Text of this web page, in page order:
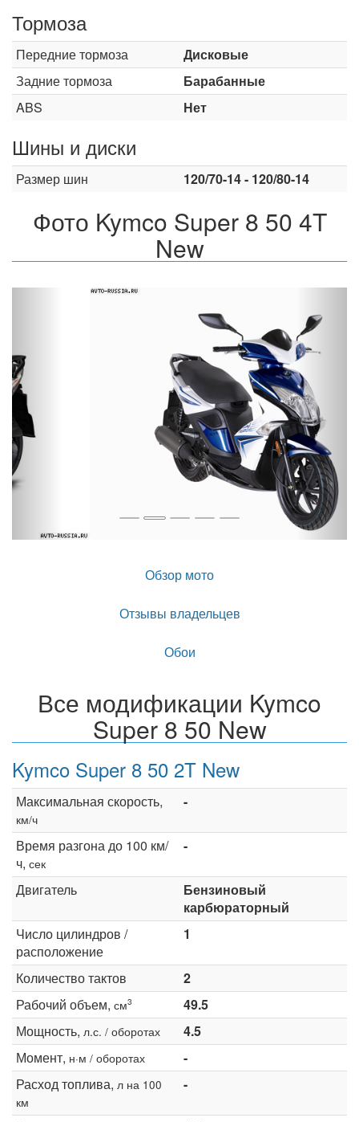
Тормоза
Передние тормоза
Дисковые
Задние тормоза
Барабанные
ABS
Нет
Шины и диски
Размер шин 120/70-14 - 120/80-14
Фото Kymco Super 8 50 4T
New
Обзор мото
Отзывы владельцев
Обои
Все модификации Kymco
Super 8 50 New
Kymco Super 8 50 2T New
Максимальная скорость,
км/ч
-
Время разгона до 100 км/
ч, сек
-
Двигатель
Бензиновый
карбюраторный
Число цилиндров /
расположение
1
Количество тактов
2
Рабочий объем, см3
49.5
Мощность, л.с. / оборотах
4.5
Момент, н·м / оборотах
-
Расход топлива, л на 100
км
-